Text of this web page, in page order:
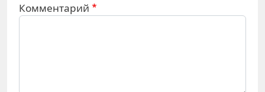
Комментарий